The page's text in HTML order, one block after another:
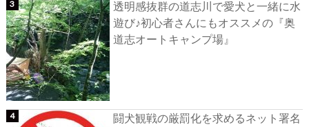
透明感抜群の道志川で愛犬と一緒に水
遊び♪初心者さんにもオススメの『奥
道志オートキャンプ場』
闘犬観戦の厳罰化を求めるネット署名